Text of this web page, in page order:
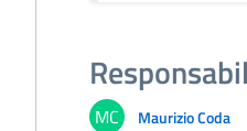
MC Maurizio Coda